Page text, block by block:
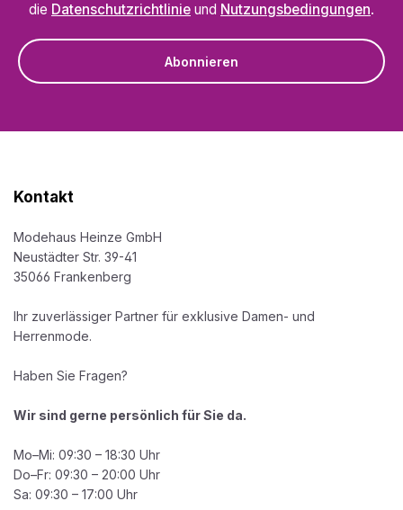
die Datenschutzrichtlinie und Nutzungsbedingungen.
Abonnieren
Kontakt
Modehaus Heinze GmbH
Neustädter Str. 39-41
35066 Frankenberg
Ihr zuverlässiger Partner für exklusive Damen- und
Herrenmode.
Haben Sie Fragen?
Wir sind gerne persönlich für Sie da.
Mo–Mi: 09:30 – 18:30 Uhr
Do–Fr: 09:30 – 20:00 Uhr
Sa: 09:30 – 17:00 Uhr